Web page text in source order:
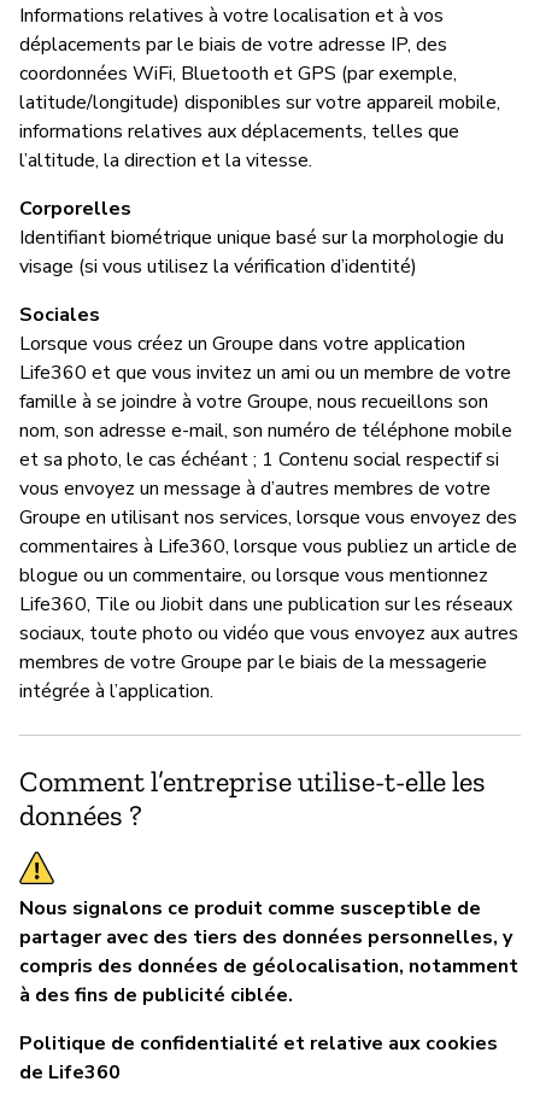
Informations relatives à votre localisation et à vos
déplacements par le biais de votre adresse IP, des
coordonnées WiFi, Bluetooth et GPS (par exemple,
latitude/longitude) disponibles sur votre appareil mobile,
informations relatives aux déplacements, telles que
l’altitude, la direction et la vitesse.
Corporelles
Identifiant biométrique unique basé sur la morphologie du
visage (si vous utilisez la vérification d’identité)
Sociales
Lorsque vous créez un Groupe dans votre application
Life360 et que vous invitez un ami ou un membre de votre
famille à se joindre à votre Groupe, nous recueillons son
nom, son adresse e-mail, son numéro de téléphone mobile
et sa photo, le cas échéant ; 1 Contenu social respectif si
vous envoyez un message à d’autres membres de votre
Groupe en utilisant nos services, lorsque vous envoyez des
commentaires à Life360, lorsque vous publiez un article de
blogue ou un commentaire, ou lorsque vous mentionnez
Life360, Tile ou Jiobit dans une publication sur les réseaux
sociaux, toute photo ou vidéo que vous envoyez aux autres
membres de votre Groupe par le biais de la messagerie
intégrée à l’application.
Comment l’entreprise utilise-t-elle les
données ?
Nous signalons ce produit comme susceptible de
partager avec des tiers des données personnelles, y
compris des données de géolocalisation, notamment
à des fins de publicité ciblée.
Politique de confidentialité et relative aux cookies
de Life360